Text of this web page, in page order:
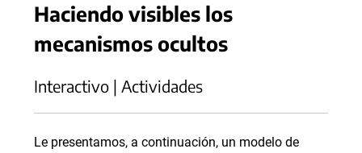
Haciendo visibles los
mecanismos ocultos
Interactivo | Actividades
Le presentamos, a continuación, un modelo de